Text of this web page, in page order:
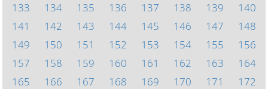
133
134 135 136 137 138 139
140
141
142 143 144 145 146 147
148
149
150 151 152 153 154 155
156
157
158 159 160 161 162 163
164
165
166 167 168 169 170 171
172